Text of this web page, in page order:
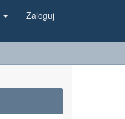
Zaloguj